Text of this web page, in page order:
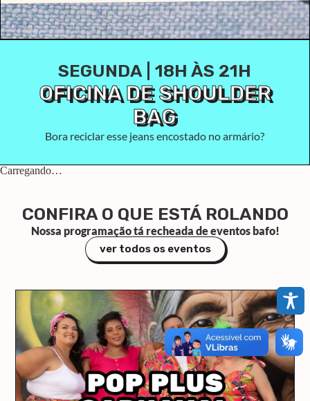
SEGUNDA | 18H ÀS 21H
OFICINA DE SHOULDER
BAG
Bora reciclar esse jeans encostado no armário?
Carregando…
CONFIRA O QUE ESTÁ ROLANDO
Nossa programação tá recheada de eventos bafo!
ver todos os eventos